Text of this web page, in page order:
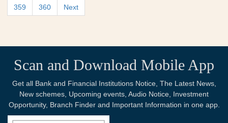
359 360 Next
Scan and Download Mobile App
Get all Bank and Financial Institutions Notice, The Latest News,
New schemes, Upcoming events, Audio Notice, Investment
Opportunity, Branch Finder and Important Information in one app.